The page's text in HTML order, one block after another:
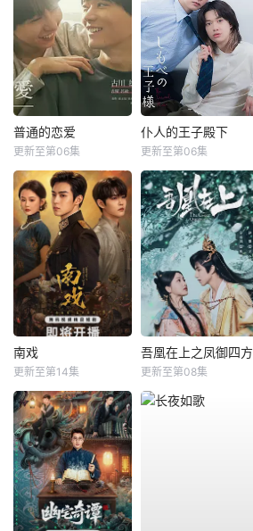
普通的恋爱
更新至第06集
仆人的王子殿下
更新至第06集
南戏
更新至第14集
吾凰在上之凤御四方
更新至第08集